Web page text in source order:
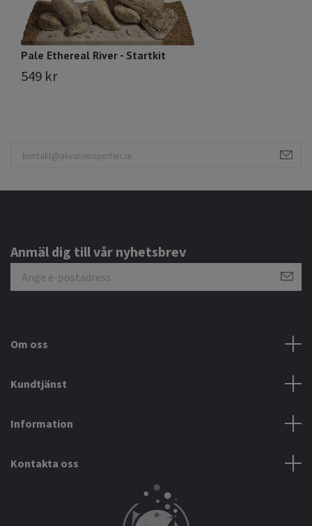
Pale Ethereal River - Startkit
549 kr
Anmäl dig till vår nyhetsbrev
Om oss
Kundtjänst
Information
Kontakta oss